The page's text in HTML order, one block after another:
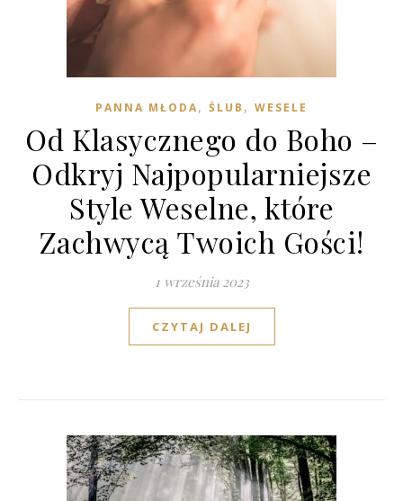
PANNA MŁODA, ŚLUB , WESELE
Od Klasycznego do Boho –
Odkryj Najpopularniejsze
Style Weselne, które
Zachwycą Twoich Gości!
1 września 2023
CZYTAJ DALEJ